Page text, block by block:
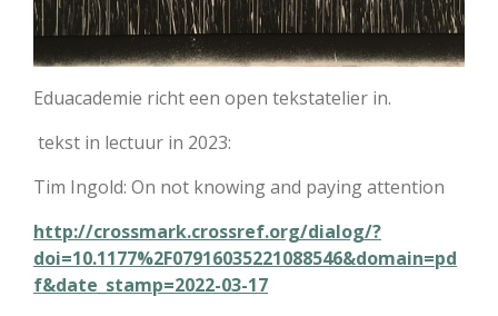
Eduacademie richt een open tekstatelier in.
tekst in lectuur in 2023:
Tim Ingold: On not knowing and paying attention
http://crossmark.crossref.org/dialog/?
doi=10.1177%2F07916035221088546&domain=pd
f&date_stamp=2022-03-17